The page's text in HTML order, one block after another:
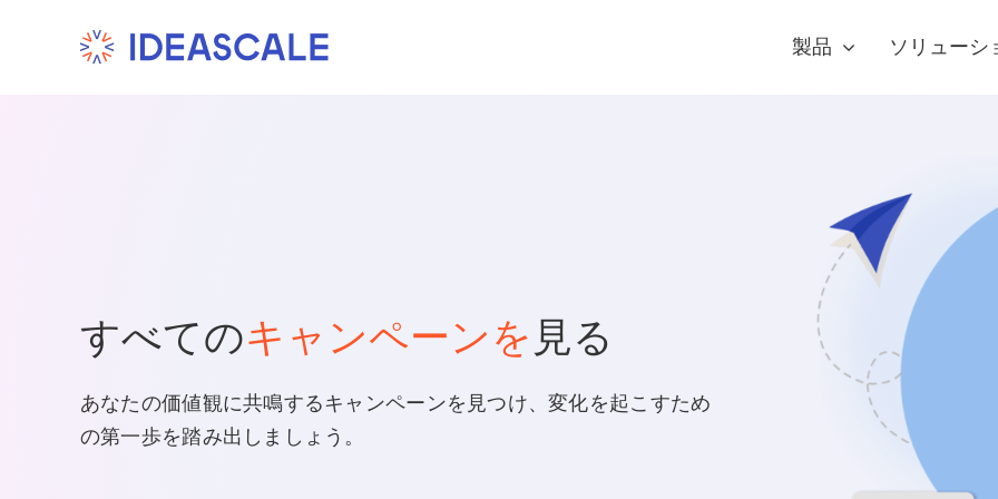
製品 ソリューシ
すべてのキャンペーンを 見る
あなたの価値観に共鳴するキャンペーンを見つけ、変化を起こすため
の第一歩を踏み出しましょう。